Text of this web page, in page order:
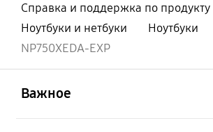
Справка и поддержка по продукту
Ноутбуки и нетбуки
Ноутбуки
NP750XEDA-EXP
Важное